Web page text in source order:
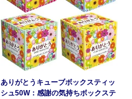
ありがとうキューブボックスティッ
シュ50W：感謝の気持ちボックステ